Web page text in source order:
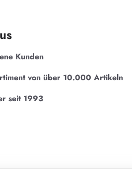
Kunden
von über 10.000 Artikeln
seit 1993